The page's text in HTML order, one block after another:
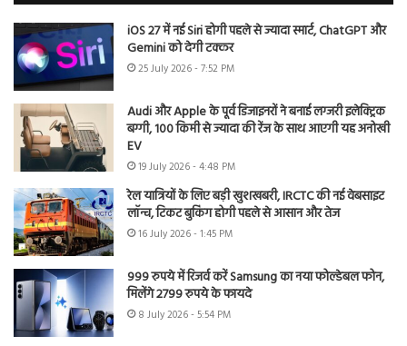
iOS 27 में नई Siri होगी पहले से ज्यादा स्मार्ट, ChatGPT और
Gemini को देगी टक्कर
25 July 2026 - 7:52 PM
Audi और Apple के पूर्व डिजाइनरों ने बनाई लग्जरी इलेक्ट्रिक
बग्गी, 100 किमी से ज्यादा की रेंज के साथ आएगी यह अनोखी
EV
19 July 2026 - 4:48 PM
रेल यात्रियों के लिए बड़ी खुशखबरी, IRCTC की नई वेबसाइट
लॉन्च, टिकट बुकिंग होगी पहले से आसान और तेज
16 July 2026 - 1:45 PM
999 रुपये में रिजर्व करें Samsung का नया फोल्डेबल फोन,
मिलेंगे 2799 रुपये के फायदे
8 July 2026 - 5:54 PM